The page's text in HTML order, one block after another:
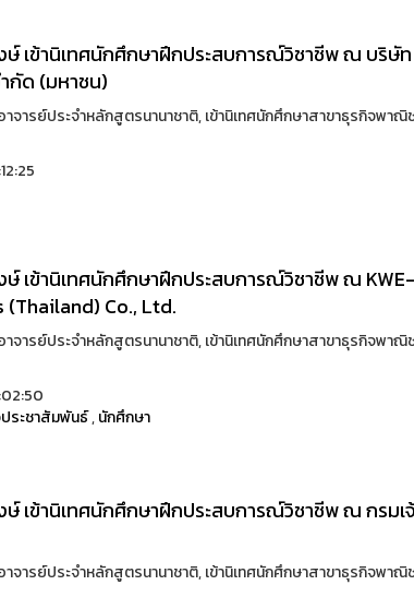
ษ์ เข้านิเทศนักศึกษาฝึกประสบการณ์วิชาชีพ ณ บริษัท
กัด (มหาชน)
าจารย์ประจำหลักสูตรนานาชาติ, เข้านิเทศนักศึกษาสาขาธุรกิจพา
ษ์ เข้านิเทศนักศึกษาฝึกประสบการณ์วิชาชีพ ณ
(Thailand) Co., Ltd.
าจารย์ประจำหลักสูตรนานาชาติ, เข้านิเทศนักศึกษาสาขาธุรกิจพา
ประชาสัมพันธ์,นักศึกษา
ษ์ เข้านิเทศนักศึกษาฝึกประสบการณ์วิชาชีพ ณ กรมเ
าจารย์ประจำหลักสูตรนานาชาติ, เข้านิเทศนักศึกษาสาขาธุรกิจพา